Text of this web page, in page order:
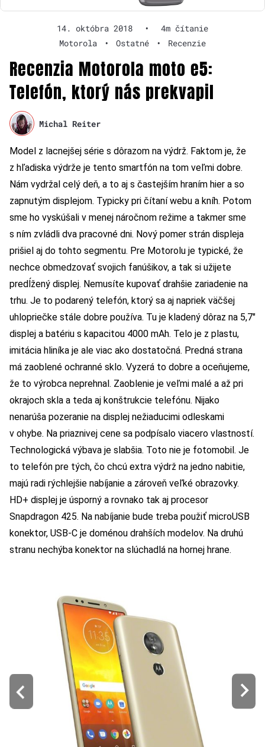
14. októbra 2018 •
4m čítanie
Motorola
• Ostatné • Recenzie
Recenzia Motorola moto e5:
Telefón, ktorý nás prekvapil
Michal Reiter
Model z lacnejšej série s dôrazom na výdrž. Faktom je, že
z hľadiska výdrže je tento smartfón na tom veľmi dobre.
Nám vydržal celý deň, a to aj s častejším hraním hier a so
zapnutým displejom. Typicky pri čítaní webu a kníh. Potom
sme ho vyskúšali v menej náročnom režime a takmer sme
s ním zvládli dva pracovné dni. Nový pomer strán displeja
prišiel aj do tohto segmentu. Pre Motorolu je typické, že
nechce obmedzovať svojich fanúšikov, a tak si užijete
predĺžený displej. Nemusíte kupovať drahšie zariadenie na
trhu. Je to podarený telefón, ktorý sa aj napriek väčšej
uhlopriečke stále dobre používa. Tu je kladený dôraz na 5,7″
displej a batériu s kapacitou 4000 mAh. Telo je z plastu,
imitácia hliníka je ale viac ako dostatočná. Predná strana
má zaoblené ochranné sklo. Vyzerá to dobre a oceňujeme,
že to výrobca neprehnal. Zaoblenie je veľmi malé a až pri
okrajoch skla a teda aj konštrukcie telefónu. Nijako
nenarúša pozeranie na displej nežiaducimi odleskami
v ohybe. Na priaznivej cene sa podpísalo viacero vlastností.
Technologická výbava je slabšia. Toto nie je fotomobil. Je
to telefón pre tých, čo chcú extra výdrž na jedno nabitie,
majú radi rýchlejšie nabíjanie a zároveň veľké obrazovky.
HD+ displej je úsporný a rovnako tak aj procesor
Snapdragon 425. Na nabíjanie bude treba použiť microUSB
konektor, USB-C je doménou drahších modelov. Na druhú
stranu nechýba konektor na slúchadlá na hornej hrane.